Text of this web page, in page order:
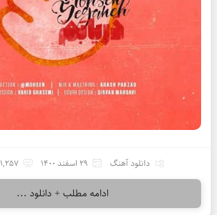
دانلود آهنگ 29 اسفند 1400 1,257
ادامه مطلب + دانلود ...